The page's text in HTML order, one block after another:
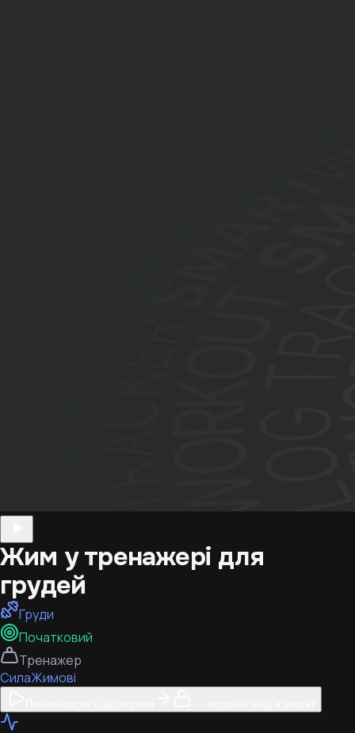
Жим у тренажері для
грудей
Груди
Початковий
Тренажер
СилаЖимові